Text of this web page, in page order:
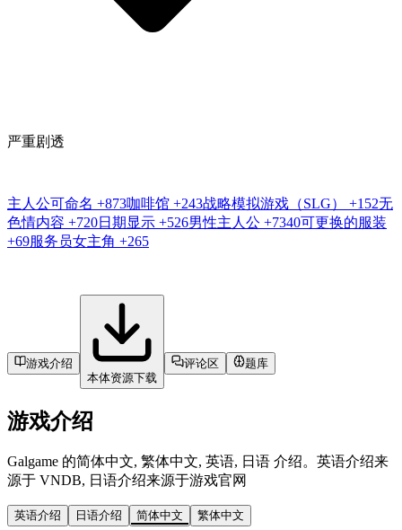
严重剧透
主人公可命名 +873咖啡馆 +243战略模拟游戏（SLG） +152无
色情内容 +720日期显示 +526男性主人公 +7340可更换的服装
+69服务员女主角 +265
游戏介绍
本体资源下载
评论区 题库
游戏介绍
Galgame 的简体中文, 繁体中文, 英语, 日语 介绍。英语介绍来
源于 VNDB, 日语介绍来源于游戏官网
英语介绍 日语介绍 简体中文 繁体中文